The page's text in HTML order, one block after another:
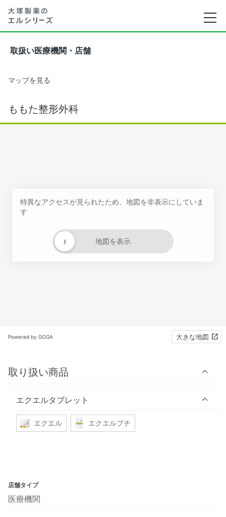
取扱い医療機関・店舗
マップを見る
ももた整形外科
特異なアクセスが見られたため、地図を非表示にしていま
す
地図を表示
›
Powered by GOGA 大きな地図
取り扱い商品
エクエルタブレット
エクエル エクエルプチ
店舗タイプ
医療機関